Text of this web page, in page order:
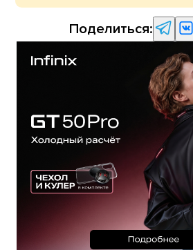
Поделиться: